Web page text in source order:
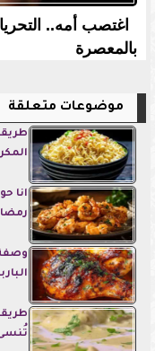
اغتصب أمه..
بالمعصرة
موضوعات متعلقة
انا